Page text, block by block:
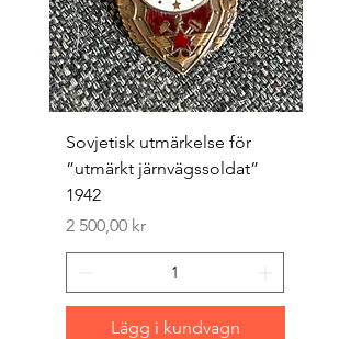
Sovjetisk utmärkelse för
”utmärkt järnvägssoldat”
1942
Pris
2 500,00 kr
Lägg i kundvagn